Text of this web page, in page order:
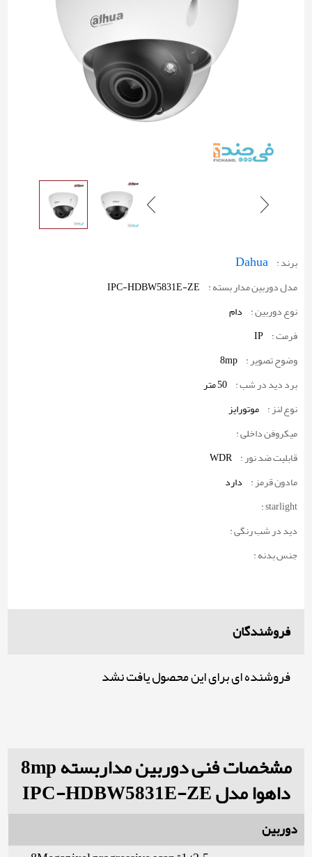
برند : Dahua
مدل دوربین مدار بسته : IPC-HDBW5831E-ZE
نوع دوربین : دام
فرمت : IP
وضوح تصویر : 8mp
برد دید در شب : 50 متر
نوع لنز : موتورایز
میکروفن داخلی :
قابلیت ضد نور : WDR
مادون قرمز : دارد
starlight :
دید در شب رنگی :
جنس بدنه :
فروشندگان
فروشنده ای برای این محصول یافت نشد
مشخصات فنی دوربین مداربسته 8mp
داهوا مدل IPC-HDBW5831E-ZE
دوربین